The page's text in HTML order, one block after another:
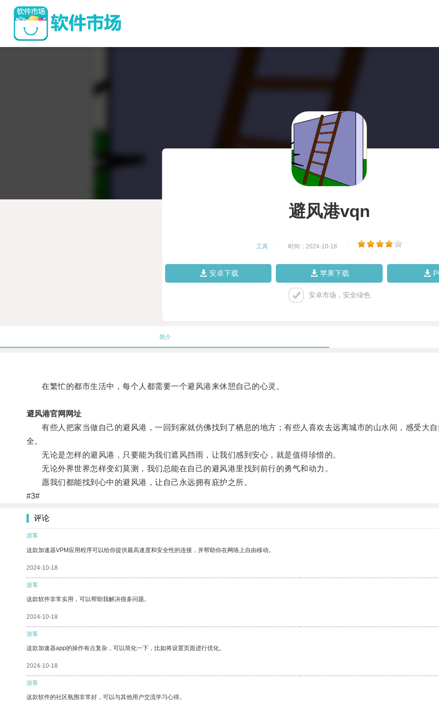
避风港vqn
工具 时间：2024-10-18
安卓下载 苹果下载
安卓市场，安全绿色
简介
在繁忙的都市生活中，每个人都需要一个避风港来休憩自己的心灵。
避风港官网网址
有些人把家当做自己的避风港，一回到家就仿佛找到了栖息的地方；有些人喜欢去远离城市的山水间，感受大
全。
无论是怎样的避风港，只要能为我们遮风挡雨，让我们感到安心，就是值得珍惜的。
无论外界世界怎样变幻莫测，我们总能在自己的避风港里找到前行的勇气和动力。
愿我们都能找到心中的避风港，让自己永远拥有庇护之所。
#3#
评论
游客
这款加速器VPM应用程序可以给你提供最高速度和安全性的连接，并帮助你在网络上自由移动。
2024-10-18
游客
这款软件非常实用，可以帮助我解决很多问题。
2024-10-18
游客
这款加速器app的操作有点复杂，可以简化一下，比如将设置页面进行优化。
2024-10-18
游客
这款软件的社区氛围非常好，可以与其他用户交流学习心得。